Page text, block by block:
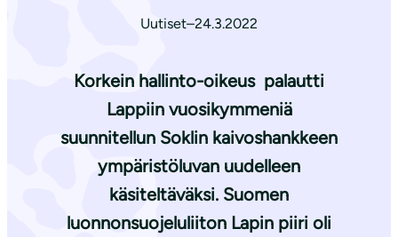
Uutiset–24.3.2022
Korkein hallinto-oikeus palautti
Lappiin vuosikymmeniä
suunnitellun Soklin kaivoshankkeen
ympäristöluvan uudelleen
käsiteltäväksi. Suomen
luonnonsuojeluliiton Lapin piiri oli